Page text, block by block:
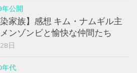
年公開
家族】感想 キム・ナムギル主
ンゾンビと愉快な仲間たち
日
年代